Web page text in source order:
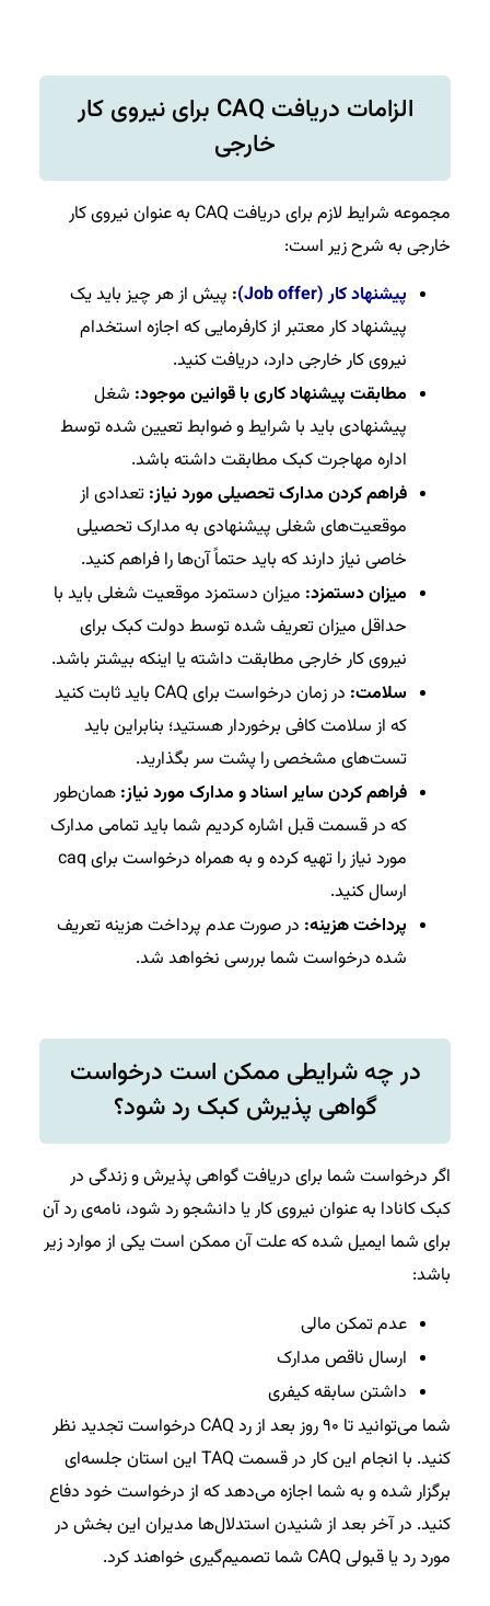
الزامات دریافت CAQ برای نیروی کار
خارجی
مجموعه شرایط لازم برای دریافت CAQ به عنوان نیروی کار
خارجی به شرح زیر است:
پیشنهاد کار (Job offer)
: پیش از هر چیز باید یک
پیشنهاد کار معتبر از کارفرمایی که اجازه استخدام
نیروی کار خارجی دارد، دریافت کنید.
مطابقت پیشنهاد کاری با قوانین موجود: شغل
پیشنهادی باید با شرایط و ضوابط تعیین شده توسط
اداره مهاجرت کبک مطابقت داشته باشد.
فراهم کردن مدارک تحصیلی مورد نیاز: تعدادی از
موقعیت‌های شغلی پیشنهادی به مدارک تحصیلی
خاصی نیاز دارند که باید حتماً آن‌ها را فراهم کنید.
میزان دستمزد: میزان دستمزد موقعیت شغلی باید با
حداقل میزان تعریف شده توسط دولت کبک برای
نیروی کار خارجی مطابقت داشته یا اینکه بیشتر باشد.
سلامت:
در زمان درخواست برای CAQ باید ثابت کنید
که از سلامت کافی برخوردار هستید؛ بنابراین باید
تست‌های مشخصی را پشت سر بگذارید.
فراهم کردن سایر اسناد و مدارک مورد نیاز: همان‌طور
که در قسمت قبل اشاره کردیم شما باید تمامی مدارک
مورد نیاز را تهیه کرده و به همراه درخواست برای caq
ارسال کنید.
پرداخت هزینه: در صورت عدم پرداخت هزینه تعریف
شده درخواست شما بررسی نخواهد شد.
در چه شرایطی ممکن است درخواست
گواهی پذیرش کبک رد شود؟
اگر درخواست شما برای دریافت گواهی پذیرش و زندگی در
کبک کانادا به عنوان نیروی کار یا دانشجو رد شود، نامه‌ی رد آن
برای شما ایمیل شده که علت آن ممکن است یکی از موارد زیر
باشد:
عدم تمکن مالی
ارسال ناقص مدارک
داشتن سابقه کیفری
شما می‌توانید تا ۹۰ روز بعد از رد CAQ درخواست تجدید نظر
کنید. با انجام این کار در قسمت TAQ این استان جلسه‌ای
برگزار شده و به شما اجازه می‌دهد که از درخواست خود دفاع
کنید. در آخر بعد از شنیدن استدلال‌ها مدیران این بخش در
مورد رد یا قبولی CAQ شما تصمیم‌گیری خواهند کرد.